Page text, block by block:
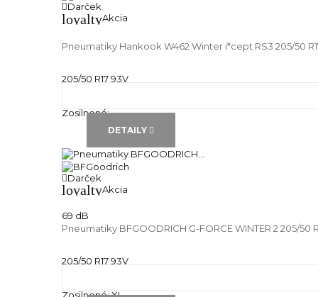
Darček
loyaltyAkcia
Pneumatiky Hankook W462 Winter i*cept RS3 205/50
205/50 R17 93V
Zosilnené:---
DETAILY
Darček
loyaltyAkcia
69 dB
Pneumatiky BFGOODRICH G-FORCE WINTER 2 205/50
205/50 R17 93V